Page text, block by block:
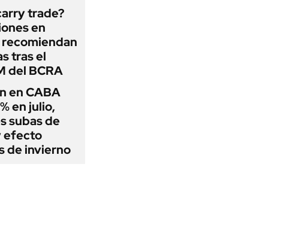
trade?
en
tras el
del BCRA
en CABA
en julio,
subas de
efecto
de invierno